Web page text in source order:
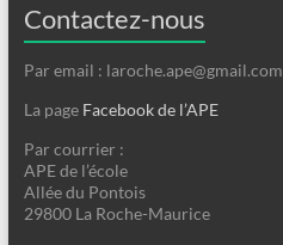
Contactez-nous
Par email : laroche.ape@gmail.com
La page Facebook de l’APE
Par courrier :
APE de l’école
Allée du Pontois
29800 La Roche-Maurice